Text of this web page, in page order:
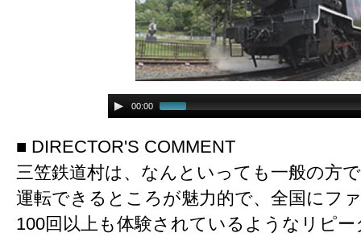
00:00
■ DIRECTOR'S COMMENT
三笠鉄道村は、なんといっても一般の方
運転できるところが魅力的で、全国にフ
100回以上も体験されているようなリピ